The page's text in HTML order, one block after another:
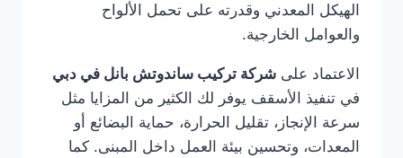
الهيكل المعدني وقدرته على تحمل الألواح
والعوامل الخارجية.
الاعتماد على شركة تركيب ساندوتش بانل في دبي
في تنفيذ الأسقف يوفر لك الكثير من المزايا مثل
سرعة الإنجاز، تقليل الحرارة، حماية البضائع أو
المعدات، وتحسين بيئة العمل داخل المبنى. كما